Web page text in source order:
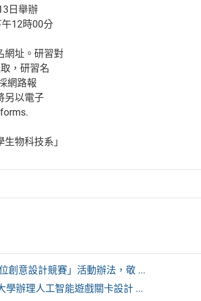
日舉辦
午12時00分
網址。研習對
，研習名
網路報
另以電子
物科技系」
創意設計競賽」活動辦法，敬 ...
學辦理人工智能遊戲關卡設計 ...